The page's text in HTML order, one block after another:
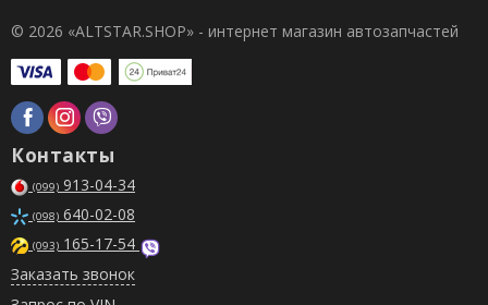
© 2026 «ALTSTAR.SHOP» - интернет магазин автозапчастей
Контакты
(099) 913-04-34
(098) 640-02-08
(093) 165-17-54
Заказать звонок